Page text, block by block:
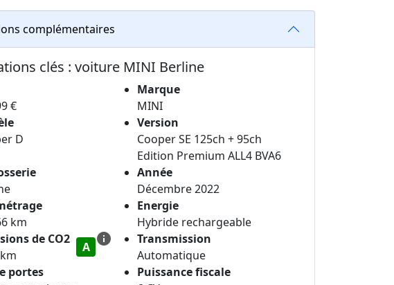
complémentaires
clés : voiture MINI Berline
€
Marque
MINI
D
Version
Cooper SE 125ch + 95ch
Edition Premium ALL4 BVA6
Année
Décembre 2022
km
Energie
Hybride rechargeable
de CO2
A info
Transmission
Automatique
portes
Puissance fiscale